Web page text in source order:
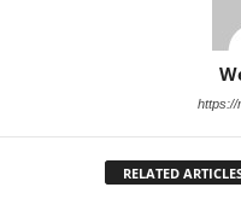
https://
RELATED